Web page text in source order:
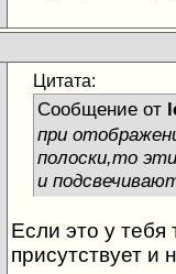
Цитата:
Сообщение от
при
полоски,то
и
Если это у
присутствует